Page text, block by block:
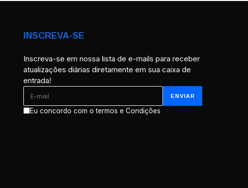
INSCREVA-SE
Inscreva-se em nossa lista de e-mails para receber
atualizações diárias diretamente em sua caixa de
entrada!
Eu concordo com o termos e Condições